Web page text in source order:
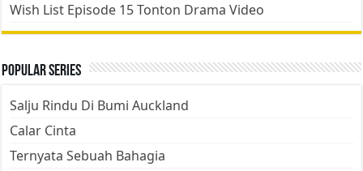
Wish List Episode 15 Tonton Drama Video
Popular Series
Salju Rindu Di Bumi Auckland
Calar Cinta
Ternyata Sebuah Bahagia